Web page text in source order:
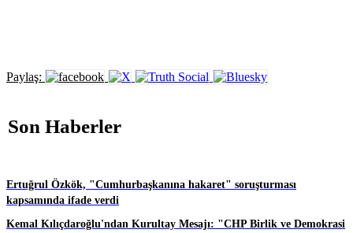
Paylaş:
Son Haberler
Ertuğrul Özkök, "Cumhurbaşkanına hakaret" soruşturması
kapsamında ifade verdi
Kemal Kılıçdaroğlu'ndan Kurultay Mesajı: "CHP Birlik ve Demokrasi